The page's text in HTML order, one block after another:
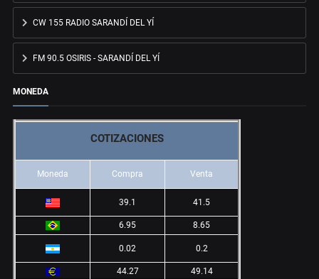
CW 155 RADIO SARANDÍ DEL YÍ
FM 90.5 OSIRIS - SARANDÍ DEL YÍ
MONEDA
COTIZACIONES
Moneda Compra Venta
39.1 41.5
6.95 8.65
0.02 0.2
44.27
49.14